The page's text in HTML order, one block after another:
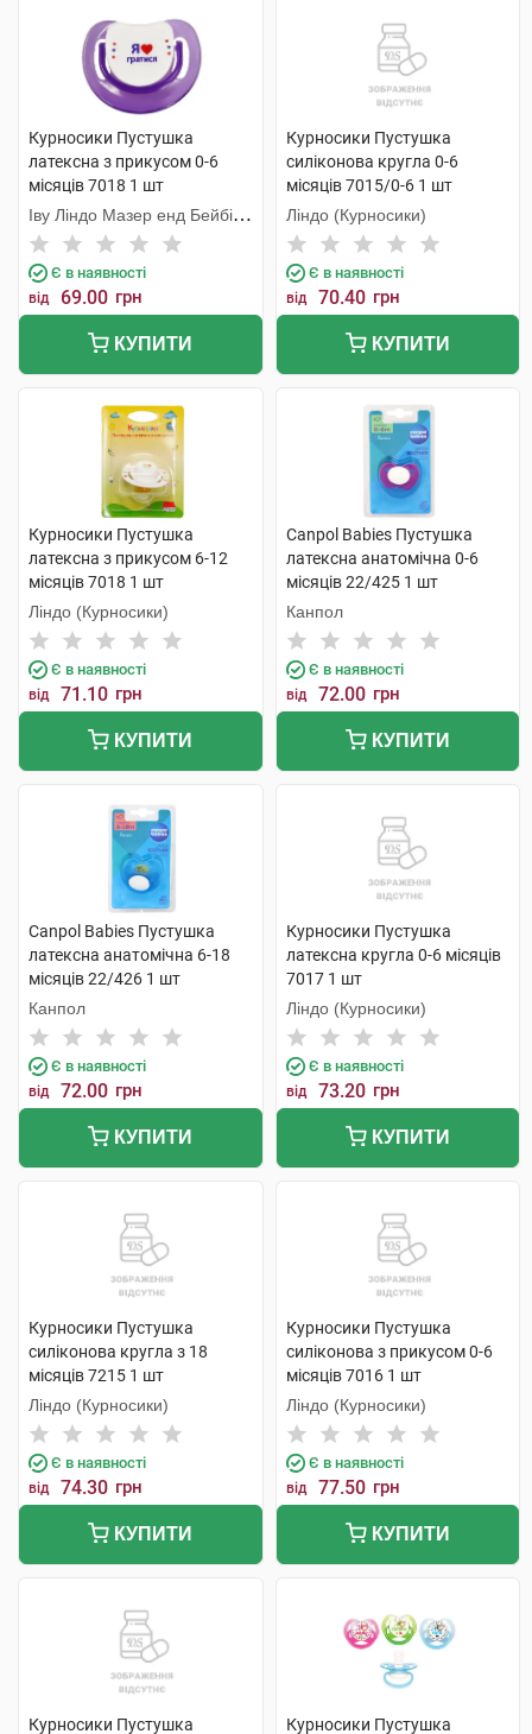
Курносики Пустушка
латексна з прикусом 0-6
місяців 7018 1 шт
Іву Ліндо Мазер енд Бейбі
Продактс
Є в наявності
від 69.00 грн
КУПИТИ
Курносики Пустушка
силіконова кругла 0-6
місяців 7015/0-6 1 шт
Ліндо (Курносики)
Є в наявності
від 70.40 грн
КУПИТИ
Курносики Пустушка
латексна з прикусом 6-12
місяців 7018 1 шт
Ліндо (Курносики)
Є в наявності
від 71.10 грн
КУПИТИ
Canpol Babies Пустушка
латексна анатомічна 0-6
місяців 22/425 1 шт
Канпол
Є в наявності
від 72.00 грн
КУПИТИ
Canpol Babies Пустушка
латексна анатомічна 6-18
місяців 22/426 1 шт
Канпол
Є в наявності
від 72.00 грн
КУПИТИ
Курносики Пустушка
латексна кругла 0-6 місяців
7017 1 шт
Ліндо (Курносики)
Є в наявності
від 73.20 грн
КУПИТИ
Курносики Пустушка
силіконова кругла з 18
місяців 7215 1 шт
Ліндо (Курносики)
Є в наявності
від 74.30 грн
КУПИТИ
Курносики Пустушка
силіконова з прикусом 0-6
місяців 7016 1 шт
Ліндо (Курносики)
Є в наявності
від 77.50 грн
КУПИТИ
Курносики Пустушка
Курносики Пустушка